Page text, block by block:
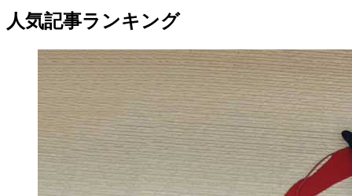
人気記事ランキング